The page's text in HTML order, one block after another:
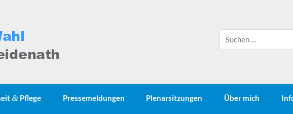
& Pflege Pressemeldungen Plenarsitzungen Über mich